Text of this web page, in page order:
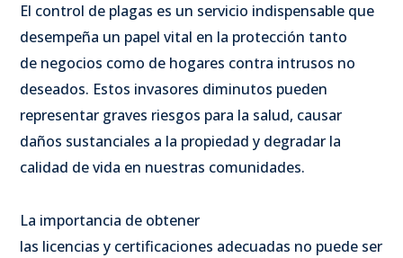
El control de plagas es un servicio indispensable que
desempeña un papel vital en la protección tanto
de negocios como de hogares contra intrusos no
deseados. Estos invasores diminutos pueden
representar graves riesgos para la salud, causar
daños sustanciales a la propiedad y degradar la
calidad de vida en nuestras comunidades.
La importancia de obtener
las licencias y certificaciones adecuadas no puede ser